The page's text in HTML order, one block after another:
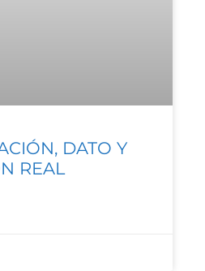
DATO Y
REAL